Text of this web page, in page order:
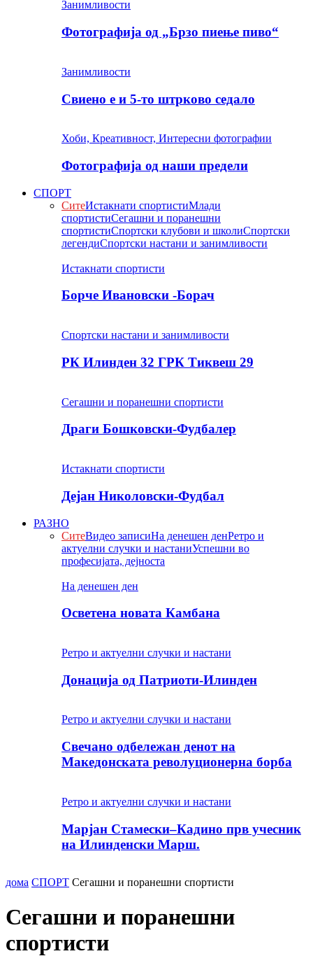
Занимливости
Фотографија од „Брзо пиење пиво“
Занимливости
Свиено е и 5-то штрково седало
Хоби, Креативност, Интересни фотографии
Фотографија од наши предели
СПОРТ
СитеИстакнати спортистиМлади
спортистиСегашни и поранешни
спортистиСпортски клубови и школиСпортски
легендиСпортски настани и занимливости
Истакнати спортисти
Борче Ивановски -Борач
Спортски настани и занимливости
РК Илинден 32 ГРК Тиквеш 29
Сегашни и поранешни спортисти
Драги Бошковски-Фудбалер
Истакнати спортисти
Дејан Николовски-Фудбал
РАЗНО
СитеВидео записиНа денешен денРетро и
актуелни случки и настаниУспешни во
професијата, дејноста
На денешен ден
Осветена новата Камбана
Ретро и актуелни случки и настани
Донација од Патриоти-Илинден
Ретро и актуелни случки и настани
Свечано одбележан денот на
Македонската револуционерна борба
Ретро и актуелни случки и настани
Марјан Стамески–Кадино прв учесник
на Илинденски Марш.
дома СПОРТ Сегашни и поранешни спортисти
Сегашни и поранешни
спортисти